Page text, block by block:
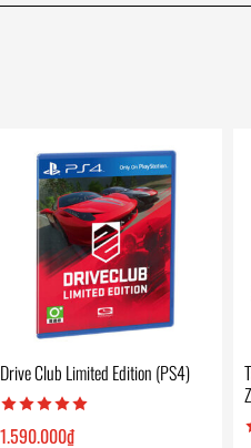
Drive Club Limited Edition (PS4)
1.590.000₫